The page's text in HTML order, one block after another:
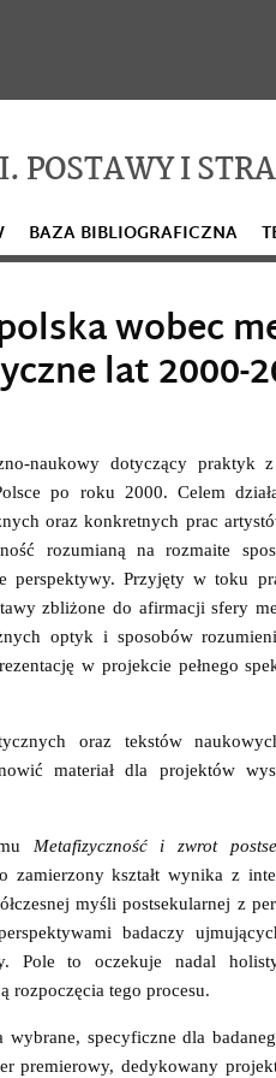
POSTAWY I
BAZA BIBLIOGRAFICZNA
wobec
lat 2000-
naukowy dotyczący praktyk
po roku 2000. Celem
oraz konkretnych prac
rozumianą na rozmaite
Przyjęty w toku
zbliżone do afirmacji sfery
optyk i sposobów
w projekcie pełnego
oraz tekstów
materiał dla projektów
Metafizyczność i zwrot
zamierzony kształt wynika z
myśli postsekularnej z
badaczy
Pole to oczekuje nadal
rozpoczęcia tego procesu.
specyficzne dla
premierowy, dedykowany